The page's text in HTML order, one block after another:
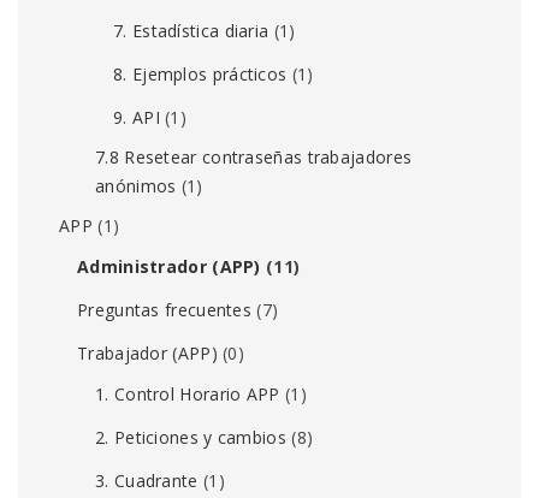
7. Estadística diaria (1)
8. Ejemplos prácticos (1)
9. API (1)
7.8 Resetear contraseñas trabajadores
anónimos (1)
APP (1)
Administrador (APP) (11)
Preguntas frecuentes (7)
Trabajador (APP) (0)
1. Control Horario APP (1)
2. Peticiones y cambios (8)
3. Cuadrante (1)